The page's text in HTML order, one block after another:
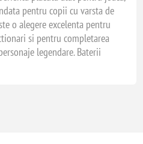
pentru copii cu varsta de
o alegere excelenta pentru
si pentru completarea
legendare. Baterii